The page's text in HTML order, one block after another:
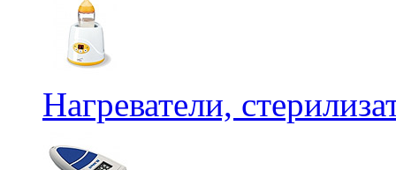
Нагреватели,